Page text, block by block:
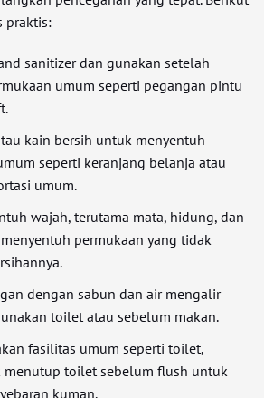
praktis:
sanitizer dan gunakan setelah
umum seperti pegangan pintu
kain bersih untuk menyentuh
seperti keranjang belanja atau
umum.
wajah, terutama mata, hidung, dan
permukaan yang tidak
dengan sabun dan air mengalir
toilet atau sebelum makan.
fasilitas umum seperti toilet,
menutup toilet sebelum flush untuk
kuman.